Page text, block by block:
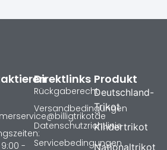
Produkt
Deutschland-
Trikot
Kindertrikot
Nationaltrikot
Direktlinks
Rückgaberecht
Versandbedingungen
Datenschutzrichtlinie
Servicebedingungen
-